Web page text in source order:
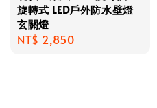
旋轉式 LED戶外防水壁燈
玄關燈
Regular
NT$ 2,850